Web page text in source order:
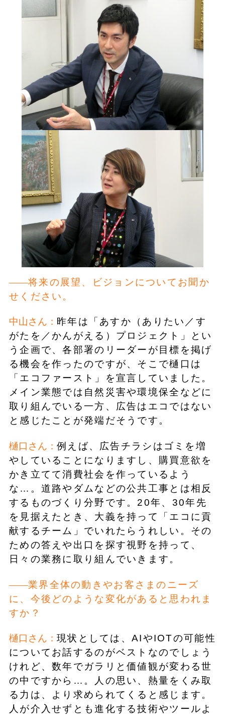
将来の展望、ビジョンについてお聞か
せください。
中山さん： 昨年は「あすか（ありたい／す
がたを／かんがえる）プロジェクト」とい
う企画で、各部署のリーダーが目標を掲げ
る機会を作ったのですが、そこで樋口は
「エコファースト」を宣言していました。
メイン業態では自然災害や環境保全などに
取り組んでいる一方、広告はエコではない
と感じたことが発端だそうです。
樋口さん： 例えば、広告チラシはゴミを増
やしていることになりますし、購買意欲を
かき立てて消費社会を作っているよう
な…。道路やダムなどの公共工事とは相反
するものづくり分野です。20年、30年先
を見据えたとき、大義を持って「エコに貢
献するチーム」でいれたらうれしい。その
ための答えや出口を探す視野を持って、
日々の業務に取り組んでいきます。
業界全体の動きやお客さまのニーズ
に、今後どのような変化があると思われま
すか？
樋口さん： 現状としては、AIやIOTの可能性
についてお話するのがベストなのでしょう
けれど、数年でガラリと価値観が変わる世
の中ですから…。人の思い、熱量をくみ取
る力は、より求められてくると感じます。
人が介入せずとも進化する技術やツールよ